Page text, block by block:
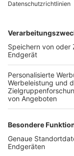
TOP-VEREINE
TOP-